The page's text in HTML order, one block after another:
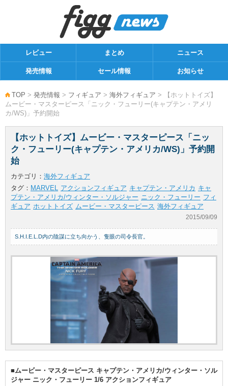
レビュー まとめ ニュース
発売情報 セール情報 お知らせ
TOP > 発売情報 > フィギュア > 海外フィギュア > 【ホットトイズ】
ムービー・マスターピース「ニック・フューリー(キャプテン・アメリ
カ/WS)」予約開始
【ホットトイズ】ムービー・マスターピース「ニッ
ク・フューリー(キャプテン・アメリカ/WS)」予約開
始
カテゴリ： 海外フィギュア
タグ： MARVEL アクションフィギュア キャプテン・アメリカ キャ
プテン・アメリカ/ウィンター・ソルジャー ニック・フューリー フィ
ギュア ホットトイズ ムービー・マスターピース 海外フィギュア
2015/09/09
S.H.I.E.L.D内の陰謀に立ち向かう、隻眼の司令長官。
■ムービー・マスターピース キャプテン・アメリカ/ウィンター・ソル
ジャー ニック・フューリー 1/6 アクションフィギュア